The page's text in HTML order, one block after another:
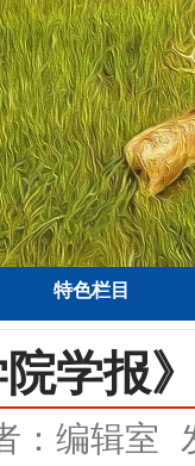
特色栏目
院学报
：编辑室